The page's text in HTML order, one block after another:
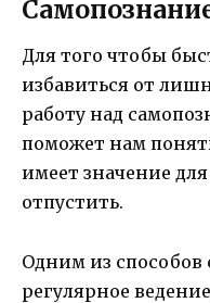
Для того чтобы
избавиться от
работу над
поможет нам
имеет значение
отпустить.
Одним из способов
регулярное